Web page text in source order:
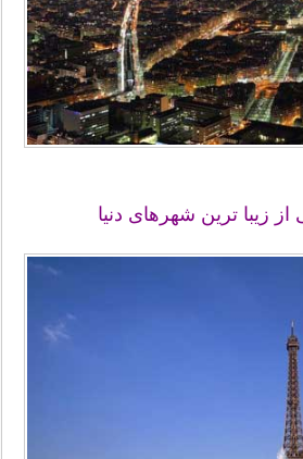
زیبا ترین شهرهای دنیا